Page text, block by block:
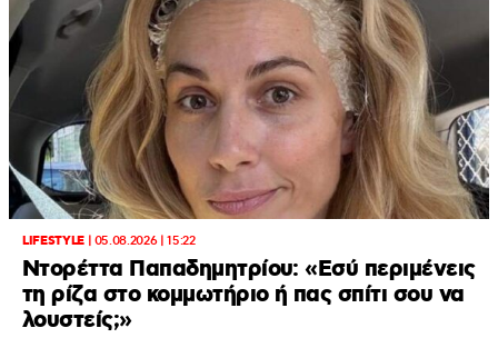
LIFESTYLE| 05.08.2026 | 15:22
Ντορέττα Παπαδημητρίου: «Εσύ περιμένεις
τη ρίζα στο κομμωτήριο ή πας σπίτι σου να
λουστείς;»